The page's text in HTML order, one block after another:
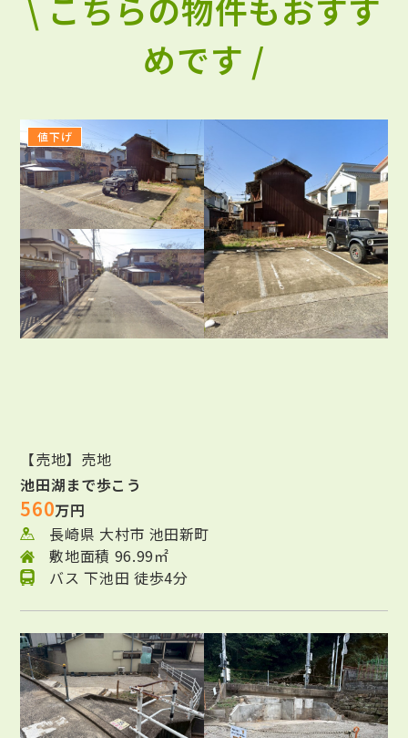
めです /
値下げ
【売地】売地
池田湖まで歩こう
560万円
長崎県 大村市 池田新町
敷地面積 96.99㎡
バス 下池田 徒歩4分